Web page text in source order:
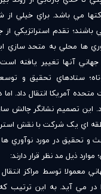
مي باشد. براي خيلي از
باشند؛ تقدم استراتژيکي از
ها محلي به متحد سازي
جهاني آنها تغيير يافته
ستادهاي تحقيق و
متحده آمريکا انتقال داد.
اين تصميم نشانگر چالش
اي يک شرکت با نقش
و تحقيق در مورد نوآوري
ذيل مد نظر قرار دارند:
معمولا توسط مراکز
مي آيد. به اين ترتيب